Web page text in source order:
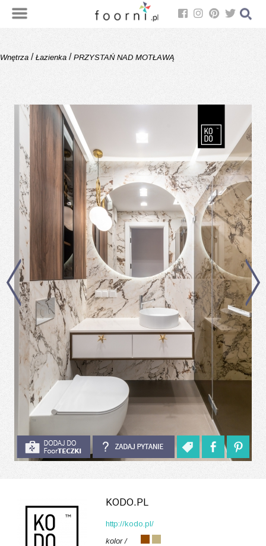
Wnętrza / Łazienka / PRZYSTAŃ NAD MOTŁAWĄ
KODO.PL
http://kodo.pl/
kolor /